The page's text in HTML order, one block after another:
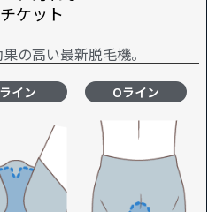
ケット
の高い最新脱毛機。
イン Oライン